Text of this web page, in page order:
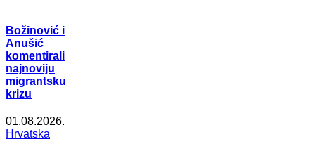
Božinović i
Anušić
komentirali
najnoviju
migrantsku
krizu
01.08.2026.
Hrvatska